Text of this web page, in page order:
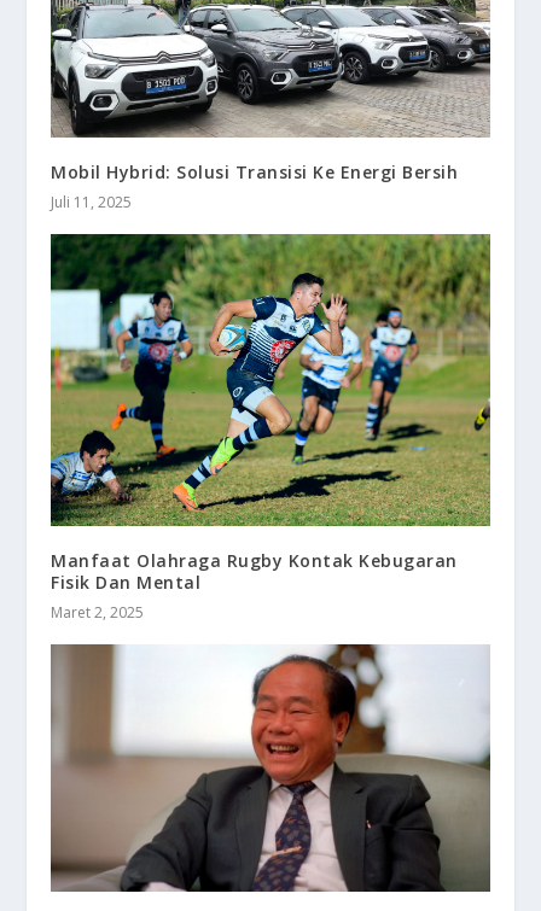
Mobil Hybrid: Solusi Transisi Ke Energi Bersih
Juli 11, 2025
Manfaat Olahraga Rugby Kontak Kebugaran
Fisik Dan Mental
Maret 2, 2025